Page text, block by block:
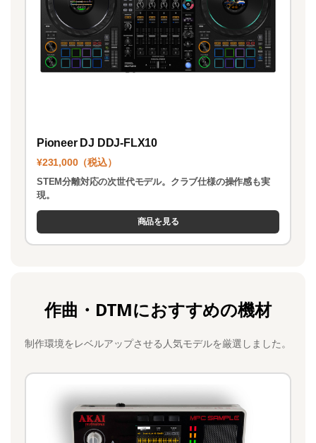
Pioneer DJ DDJ-FLX10
¥231,000（税込）
STEM分離対応の次世代モデル。クラブ仕様の操作感も実
現。
商品を見る
作曲・DTMにおすすめの機材
制作環境をレベルアップさせる人気モデルを厳選しました。